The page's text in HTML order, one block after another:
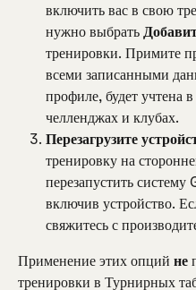
включить вас в свою
нужно выбрать
тренировки. Примите
всеми записанными
профиле, будет учтена
челленджах и клубах.
Перезагрузите
тренировку на
перезапустить
включив устройство.
свяжитесь с
Применение этих опций не
тренировки в Турнирных